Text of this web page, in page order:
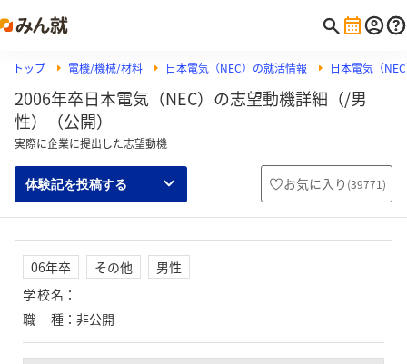
トップ 電機/機械/材料 日本電気（NEC）の就活情報 日本電気（
2006年卒日本電気（NEC）の志望動機詳細（/男
性）（公開）
実際に企業に提出した志望動機
体験記を投稿する お気に入り (39771)
06年卒 その他
男性
学校名 ：
職種 ： 非公開